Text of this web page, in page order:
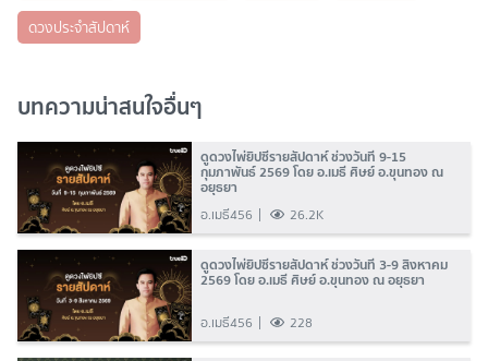
ดวงประจำสัปดาห์
บทความน่าสนใจอื่นๆ
ดูดวงไพ่ยิปซีรายสัปดาห์ ช่วงวันที่ 9-15
กุมภาพันธ์ 2569 โดย อ.เมธี ศิษย์ อ.ขุนทอง ณ
อยุธยา
อ.เมธี456 26.2K
ดูดวงไพ่ยิปซีรายสัปดาห์ ช่วงวันที่ 3-9 สิงหาคม
2569 โดย อ.เมธี ศิษย์ อ.ขุนทอง ณ อยุธยา
อ.เมธี456 228